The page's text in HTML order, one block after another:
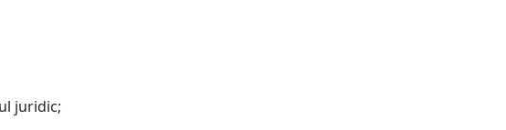
juridic;